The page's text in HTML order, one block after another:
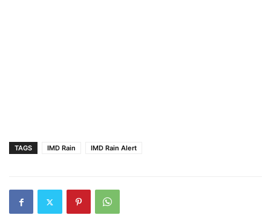
TAGS IMD Rain IMD Rain Alert